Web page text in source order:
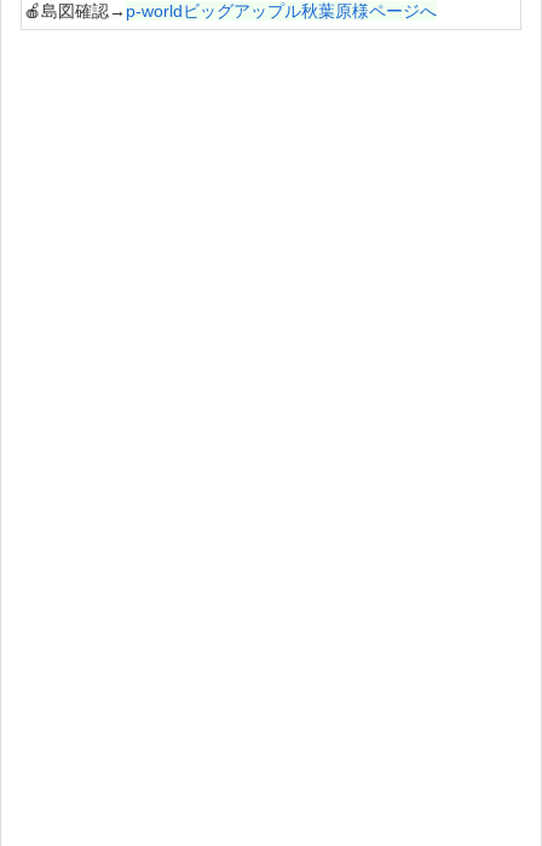
🍎島図確認→ p-worldビッグアップル秋葉原様ページへ